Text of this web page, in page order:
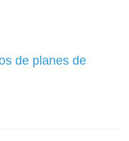
de planes de